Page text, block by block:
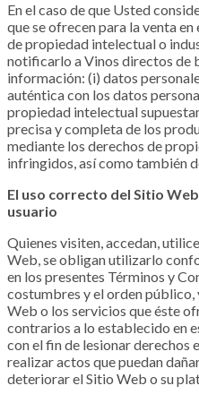
En el caso de que Usted
que se ofrecen para la venta
de propiedad intelectual o
notificarlo a Vinos directos de
información: (i) datos
auténtica con los datos
propiedad intelectual
precisa y completa de los
mediante los derechos de
infringidos, así como también
El uso correcto del Sitio
usuario
Quienes visiten, accedan,
Web, se obligan utilizarlo
en los presentes Términos y
costumbres y el orden público,
Web o los servicios que éste
contrarios a lo establecido en
con el fin de lesionar derechos
realizar actos que puedan
deteriorar el Sitio Web o su